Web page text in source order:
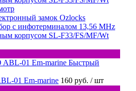
замок Ozlocks
с инфотерминалом 13,56 MHz
корпусом SL-F33/FS/MF/Wt
Быстрый
01 Em-marine 160 руб. / шт